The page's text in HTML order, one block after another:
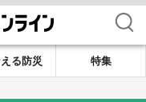
検索
る防災
特集